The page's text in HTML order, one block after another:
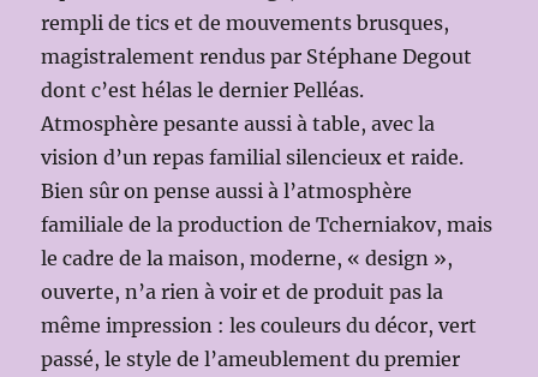
rempli de tics et de mouvements brusques,
magistralement rendus par Stéphane Degout
dont c’est hélas le dernier Pelléas.
Atmosphère pesante aussi à table, avec la
vision d’un repas familial silencieux et raide.
Bien sûr on pense aussi à l’atmosphère
familiale de la production de Tcherniakov, mais
le cadre de la maison, moderne, « design »,
ouverte, n’a rien à voir et de produit pas la
même impression : les couleurs du décor, vert
passé, le style de l’ameublement du premier